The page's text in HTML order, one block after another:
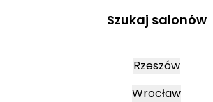
Szukaj salonów
Rzeszów
Wrocław